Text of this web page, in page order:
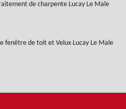
de charpente Lucay Le Male
fenêtre de toit et Velux Lucay Le Male